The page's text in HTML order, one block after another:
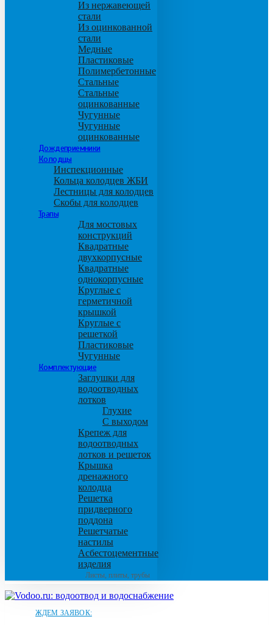
Из нержавеющей
стали
Из оцинкованной
стали
Медные
Пластиковые
Полимербетонные
Стальные
Стальные
оцинкованные
Чугунные
Чугунные
оцинкованные
Дождеприемники
Колодцы
Инспекционные
Кольца колодцев ЖБИ
Лестницы для колодцев
Скобы для колодцев
Трапы
Для мостовых
конструкций
Квадратные
двухкорпусные
Квадратные
однокорпусные
Круглые с
герметичной
крышкой
Круглые с
решеткой
Пластиковые
Чугунные
Комплектующие
Заглушки для
водоотводных
лотков
Глухие
С выходом
Крепеж для
водоотводных
лотков и решеток
Крышка
дренажного
колодца
Решетка
придверного
поддона
Решетчатые
настилы
Асбестоцементные
изделия
Листы, плиты, трубы
ЖДЕМ ЗАЯВОК: